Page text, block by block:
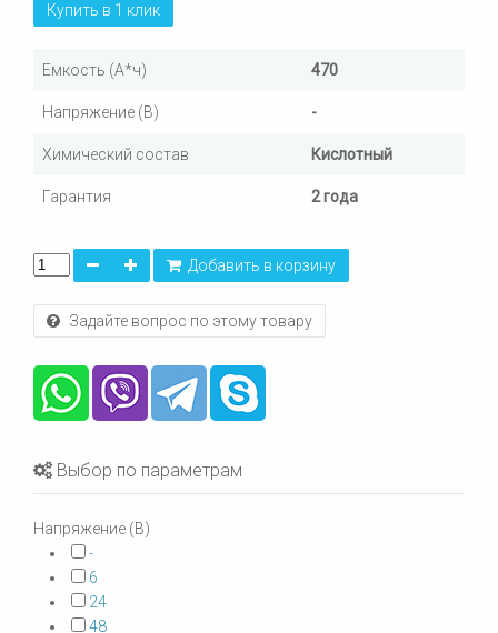
Купить в 1 клик
Емкость (А*ч) 470
Напряжение (В) -
Химический состав Кислотный
Гарантия 2 года
Добавить в корзину
Задайте вопрос по этому товару
Выбор по параметрам
Напряжение (В)
-
6
24
48